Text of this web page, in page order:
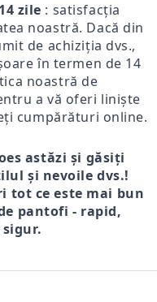
zile : satisfacția
noastră. Dacă din
de achiziția dvs.,
în termen de 14
noastră de
a vă oferi liniște
cumpărături online.
astăzi și găsiți
și nevoile dvs.!
tot ce este mai bun
pantofi - rapid,